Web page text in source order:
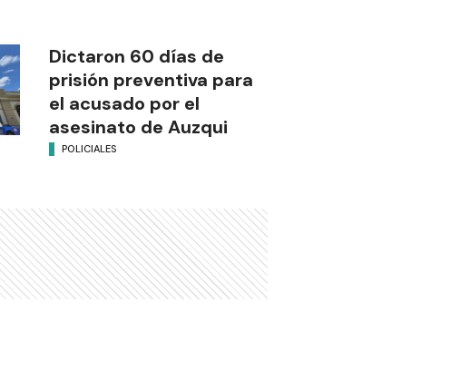
Dictaron 60 días de
prisión preventiva para
el acusado por el
asesinato de Auzqui
POLICIALES